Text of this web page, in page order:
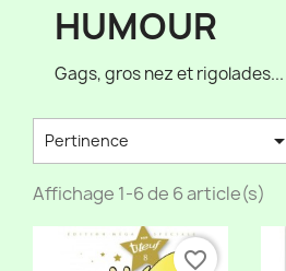
HUMOUR
Gags, gros nez et rigolades...
Pertinence 
Affichage 1-6 de 6 article(s)
favorite_border